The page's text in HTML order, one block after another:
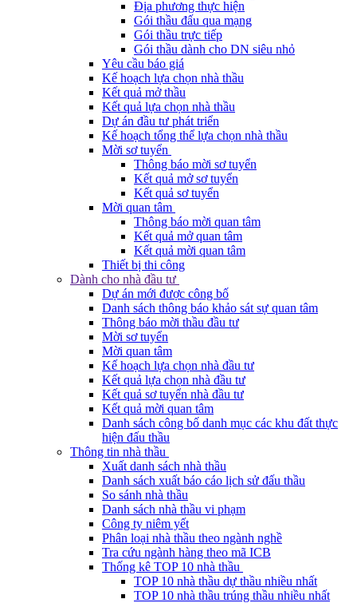
Địa phương thực hiện
Gói thầu đấu qua mạng
Gói thầu trực tiếp
Gói thầu dành cho DN siêu nhỏ
Yêu cầu báo giá
Kế hoạch lựa chọn nhà thầu
Kết quả mở thầu
Kết quả lựa chọn nhà thầu
Dự án đầu tư phát triển
Kế hoạch tổng thể lựa chọn nhà thầu
Mời sơ tuyển
Thông báo mời sơ tuyển
Kết quả mở sơ tuyển
Kết quả sơ tuyển
Mời quan tâm
Thông báo mời quan tâm
Kết quả mở quan tâm
Kết quả mời quan tâm
Thiết bị thi công
Dành cho nhà đầu tư
Dự án mới được công bố
Danh sách thông báo khảo sát sự quan tâm
Thông báo mời thầu đầu tư
Mời sơ tuyển
Mời quan tâm
Kế hoạch lựa chọn nhà đầu tư
Kết quả lựa chọn nhà đầu tư
Kết quả sơ tuyển nhà đầu tư
Kết quả mời quan tâm
Danh sách công bố danh mục các khu đất thực
hiện đấu thầu
Thông tin nhà thầu
Xuất danh sách nhà thầu
Danh sách xuất báo cáo lịch sử đấu thầu
So sánh nhà thầu
Danh sách nhà thầu vi phạm
Công ty niêm yết
Phân loại nhà thầu theo ngành nghề
Tra cứu ngành hàng theo mã ICB
Thống kê TOP 10 nhà thầu
TOP 10 nhà thầu dự thầu nhiều nhất
TOP 10 nhà thầu trúng thầu nhiều nhất